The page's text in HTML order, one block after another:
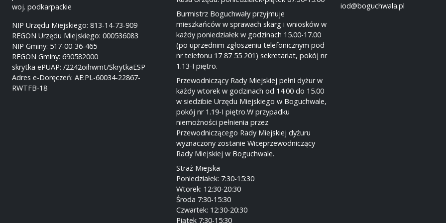
woj. podkarpackie
NIP Urzędu Miejskiego: 813-14-73-909
REGON Urzędu Miejskiego: 000536083
NIP Gminy: 517-00-36-465
REGON Gminy: 690582000
skrytka ePUAP: /2242oihwmt/SkrytkaESP
Adres e-Doręczeń: AE:PL-60034-22867-
RWTFB-18
Burmistrz Boguchwały przyjmuje
mieszkańców w sprawach skarg i wniosków w
każdy poniedziałek w godzinach 15.00-17.00
(po uprzednim zgłoszeniu telefonicznym pod
nr telefonu 17 87 55 201) sekretariat, pokój nr
1.13-I piętro.
Przewodniczący Rady Miejskiej pełni dyżur w
każdy wtorek w godzinach od 14.00 do 15.00
w siedzibie Urzędu Miejskiego w Boguchwale,
pokój nr 1.19-I piętro.W przypadku
niemożności pełnienia przez
Przewodniczącego Rady Miejskiej dyżuru
wyznaczony zostanie Wiceprzewodniczący
Rady Miejskiej w Boguchwale.
Straż Miejska
Poniedziałek: 7:30-15:30
Wtorek: 12:30-20:30
Środa 7:30-15:30
Czwartek: 12:30-20:30
Piątek 7:30-15:30
iod@boguchwala.pl